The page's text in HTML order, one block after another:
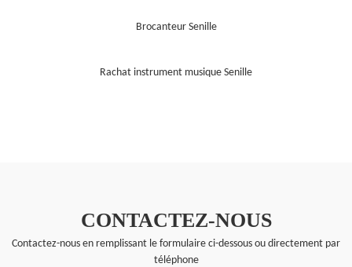
Brocanteur Senille
Rachat instrument musique Senille
CONTACTEZ-NOUS
Contactez-nous en remplissant le formulaire ci-dessous ou directement par
téléphone